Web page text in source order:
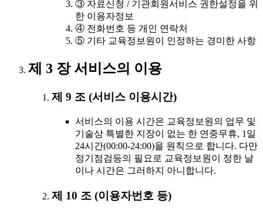
③ 자료신청 / 기관회원서비스 권한설정을 위
한 이용자정보
④ 전화번호 등 개인 연락처
⑤ 기타 교육정보원이 인정하는 경미한 사항
제 3 장 서비스의 이용
제 9 조 (서비스 이용시간)
서비스의 이용 시간은 교육정보원의 업무 및
기술상 특별한 지장이 없는 한 연중무휴, 1일
24시간(00:00-24:00)을 원칙으로 합니다. 다만
정기점검등의 필요로 교육정보원이 정한 날
이나 시간은 그러하지 아니합니다.
제 10 조 (이용자번호 등)